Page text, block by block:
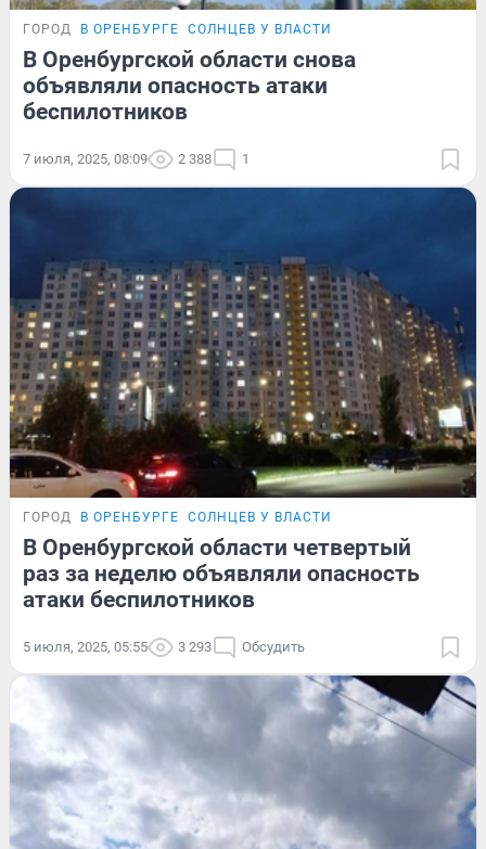
ГОРОД В ОРЕНБУРГЕ СОЛНЦЕВ У ВЛАСТИ
В Оренбургской области снова
объявляли опасность атаки
беспилотников
7 июля, 2025, 08:09 2 388 1
ГОРОД В ОРЕНБУРГЕ СОЛНЦЕВ У ВЛАСТИ
В Оренбургской области четвертый
раз за неделю объявляли опасность
атаки беспилотников
5 июля, 2025, 05:55 3 293 Обсудить